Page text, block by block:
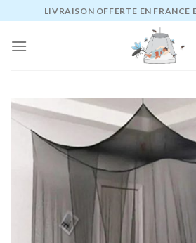
au
contenu
LIVRAISON OFFERTE EN FRANCE